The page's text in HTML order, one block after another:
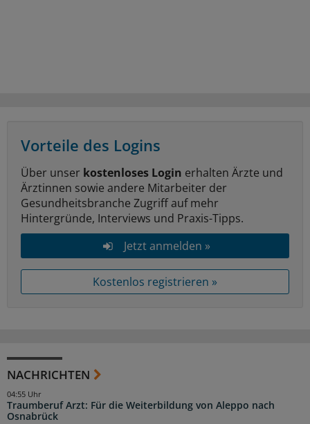
Vorteile des Logins
Über unser kostenloses Login erhalten Ärzte und
Ärztinnen sowie andere Mitarbeiter der
Gesundheitsbranche Zugriff auf mehr
Hintergründe, Interviews und Praxis-Tipps.
Jetzt anmelden »
Kostenlos registrieren »
NACHRICHTEN
Traumberuf Arzt: Für die Weiterbildung von Aleppo nach
Osnabrück
04:55 Uhr